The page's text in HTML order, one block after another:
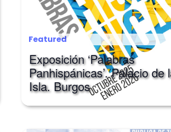
Featured
Exposición ‘Palabras
Panhispánicas’. Palacio de
Isla. Burgos